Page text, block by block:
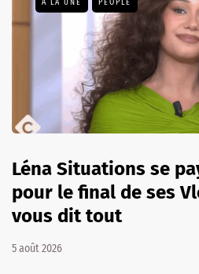
A LA UNE PEOPLE
Léna Situations se
pour le final de ses
vous dit tout
5 août 2026